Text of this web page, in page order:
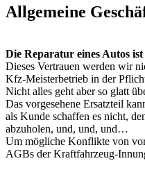
Allgemeine
Die Reparatur eines Autos
Dieses Vertrauen werden wir
Kfz-Meisterbetrieb in der
Nicht alles geht aber so glatt
Das vorgesehene Ersatzteil
als Kunde schaffen es nicht,
abzuholen, und, und, und…
Um mögliche Konflikte von
AGBs der Kraftfahrzeug-